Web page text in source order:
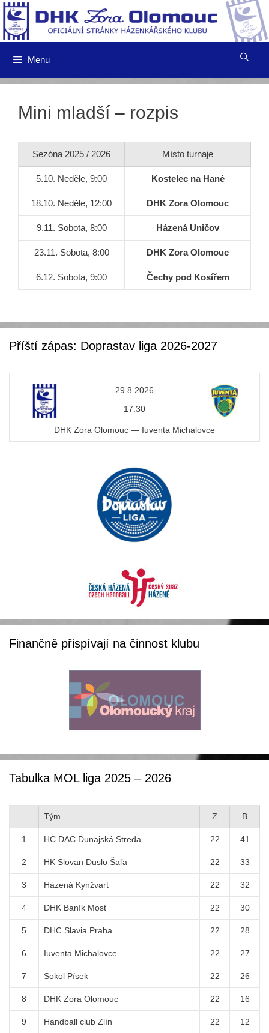
Přeskočit
na
obsah
Menu
Mini mladší – rozpis
Sezóna 2025 / 2026 Místo turnaje
5.10. Neděle, 9:00 Kostelec na Hané
18.10. Neděle, 12:00 DHK Zora Olomouc
9.11. Sobota, 8:00 Házená Uničov
23.11. Sobota, 8:00 DHK Zora Olomouc
6.12. Sobota, 9:00 Čechy pod Kosířem
Příští zápas: Doprastav liga 2026-2027
29.8.2026
17:30
DHK Zora Olomouc — Iuventa Michalovce
Finančně přispívají na činnost klubu
Tabulka MOL liga 2025 – 2026
Tým Z B
1 HC DAC Dunajská Streda 22 41
2 HK Slovan Duslo Šaľa 22 33
3 Házená Kynžvart 22 32
4 DHK Baník Most 22 30
5 DHC Slavia Praha 22 28
6 Iuventa Michalovce 22 27
7 Sokol Písek 22 26
8 DHK Zora Olomouc 22 16
9 Handball club Zlín 22 12